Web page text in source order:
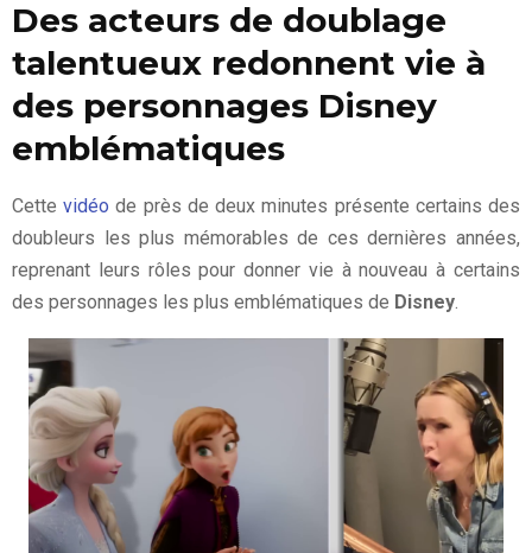
Des acteurs de doublage
talentueux redonnent vie à
des personnages Disney
emblématiques
Cettevidéo de près de deux minutes présente certains des
doubleurs les plus mémorables de ces dernières années,
reprenant leurs rôles pour donner vie à nouveau à certains
des personnages les plus emblématiques de Disney